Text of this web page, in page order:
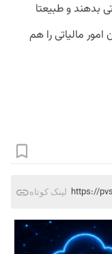
بدهند و طبیعتا
مالیاتی را هم
لینک کوتاه https://